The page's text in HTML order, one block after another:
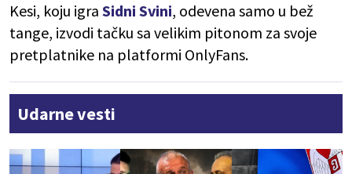
Kesi, koju igra Sidni Svini, odevena samo u bež
tange, izvodi tačku sa velikim pitonom za svoje
pretplatnike na platformi OnlyFans.
Udarne vesti